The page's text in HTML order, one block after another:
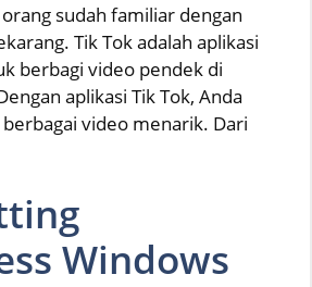
sudah familiar dengan
Tik Tok adalah aplikasi
berbagi video pendek di
aplikasi Tik Tok, Anda
video menarik. Dari
Windows